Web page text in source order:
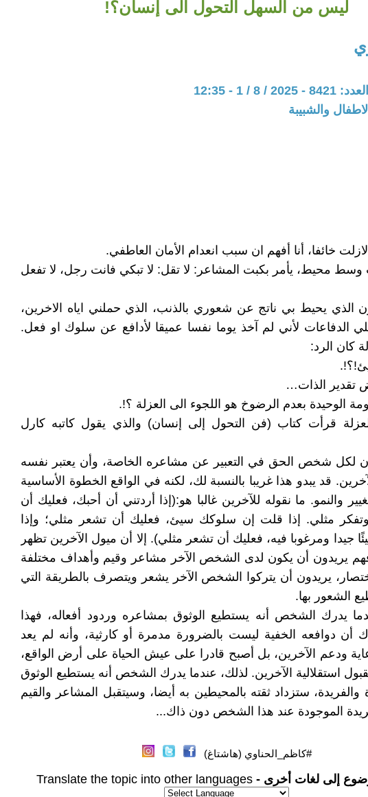
ليس من السهل التحول الى إنسان؟!
8 / 1 - 12:35
والشبيبة
خائفا، أنا أفهم ان سبب انعدام الأمان العاطفي.
محيط، يأمر بكبت المشاعر: لا تقل: لا تبكي فانت رجل، لا تفعل
الذي يحيط بي ناتج عن شعوري بالذنب، الذي حملني اياه الاخرين،
الدفاعات لأني لم آخذ يوما نفسا عميقا لأدافع عن سلوك او فعل.
كان الرد:
تقدير الذات…
الوحيدة بعدم الرضوخ هو اللجوء الى العزلة ؟!.
قرأت كتاب (فن التحول إلى إنسان) والذي يقول كاتبه كارل
لكل شخص الحق في التعبير عن مشاعره الخاصة، وأن يعتبر نفسه
قد يبدو هذا غريبا بالنسبة لك، لكنه في الواقع الخطوة الأساسية
والنمو. ما نقوله للآخرين غالبا هو:(إذا أردتني أن أحبك، فعليك أن
مثلي. إذا قلت إن سلوكك سيئ، فعليك أن تشعر مثلي؛ وإذا
جيدا ومرغوبا فيه، فعليك أن تشعر مثلي). إلا أن ميول الآخرين تظهر
يريدون أن يكون لدى الشخص الآخر مشاعر وقيم وأهداف مختلفة
يريدون أن يتركوا الشخص الآخر يشعر ويتصرف بالطريقة التي
الشعور بها.
يدرك الشخص أنه يستطيع الوثوق بمشاعره وردود أفعاله، فهذا
أن دوافعه الخفية ليست بالضرورة مدمرة أو كارثية، وأنه لم يعد
ودعم الآخرين، بل أصبح قادرا على عيش الحياة على أرض الواقع،
استقلالية الآخرين. لذلك، عندما يدرك الشخص أنه يستطيع الوثوق
والفريدة، ستزداد ثقته بالمحيطين به أيضا، وسيتقبل المشاعر والقيم
الموجودة عند هذا الشخص دون ذاك...
#كاظم_الحناوي (هاشتاغ)
إلى لغات أخرى - Translate the topic into other languages